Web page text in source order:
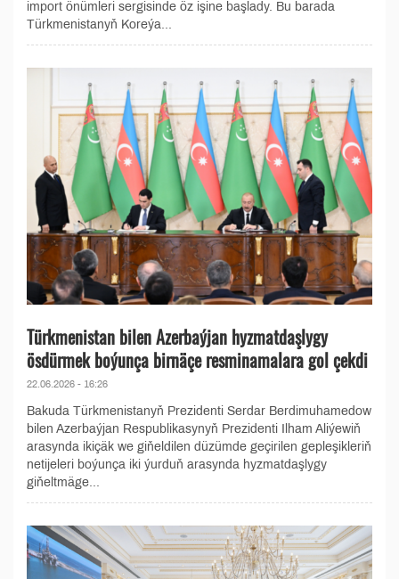
import önümleri sergisinde öz işine başlady. Bu barada
Türkmenistanyň Koreýa...
Türkmenistan bilen Azerbaýjan hyzmatdaşlygy
ösdürmek boýunça birnäçe resminamalara gol çekdi
22.06.2026 - 16:26
Bakuda Türkmenistanyň Prezidenti Serdar Berdimuhamedow
bilen Azerbaýjan Respublikasynyň Prezidenti Ilham Aliýewiň
arasynda ikiçäk we giňeldilen düzümde geçirilen gepleşikleriň
netijeleri boýunça iki ýurduň arasynda hyzmatdaşlygy
giňeltmäge...